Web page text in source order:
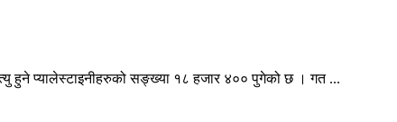
हुने प्यालेस्टाइनीहरुको सङ्ख्या १८ हजार ४०० पुगेको छ । गत ...